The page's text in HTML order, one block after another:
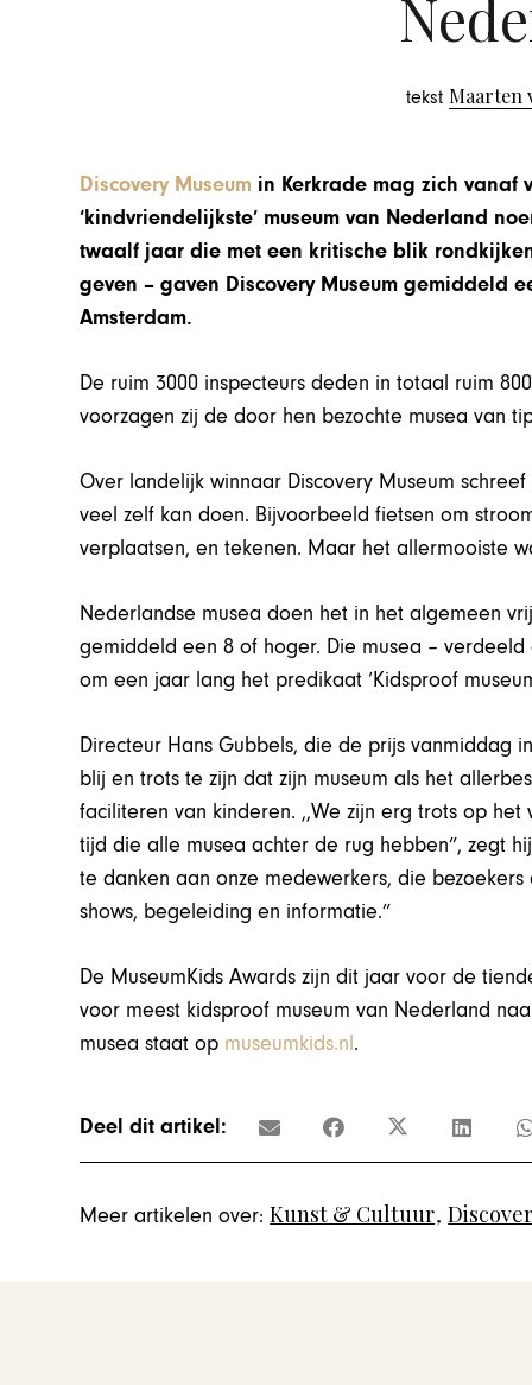
tekst Maarten
Discovery Museum in Kerkrade mag zich
‘kindvriendelijkste’ museum van Nederland
twaalf jaar die met een kritische blik
geven – gaven Discovery Museum gemiddeld
Amsterdam.
De ruim 3000 inspecteurs deden in totaal ruim
voorzagen zij de door hen bezochte musea van
Over landelijk winnaar Discovery Museum
veel zelf kan doen. Bijvoorbeeld fietsen om
verplaatsen, en tekenen. Maar het allermooiste
Nederlandse musea doen het in het algemeen
gemiddeld een 8 of hoger. Die musea –
om een jaar lang het predikaat ‘Kidsproof
Directeur Hans Gubbels, die de prijs vanmiddag
blij en trots te zijn dat zijn museum als het
faciliteren van kinderen. ,,We zijn erg trots op
tijd die alle musea achter de rug hebben”, zegt
te danken aan onze medewerkers, die
shows, begeleiding en informatie.”
De MuseumKids Awards zijn dit jaar voor de
voor meest kidsproof museum van Nederland
musea staat op museumkids.nl .
Deel dit artikel:
Meer artikelen over: Kunst & Cultuur,